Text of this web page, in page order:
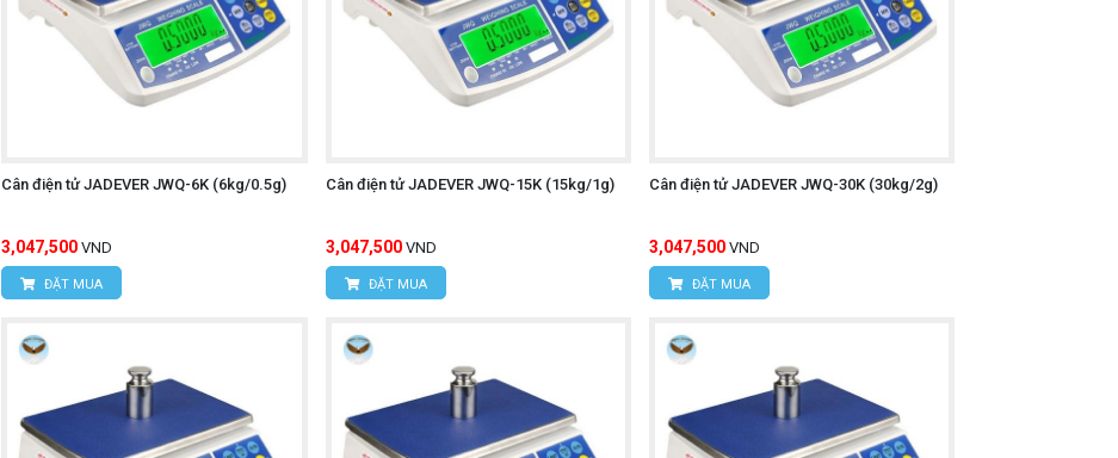
Cân điện tử JADEVER JWQ-6K (6kg/0.5g)
3,047,500 VND
ĐẶT MUA
Cân điện tử JADEVER JWQ-15K (15kg/1g)
3,047,500 VND
ĐẶT MUA
Cân điện tử JADEVER JWQ-30K (30kg/2g)
3,047,500 VND
ĐẶT MUA